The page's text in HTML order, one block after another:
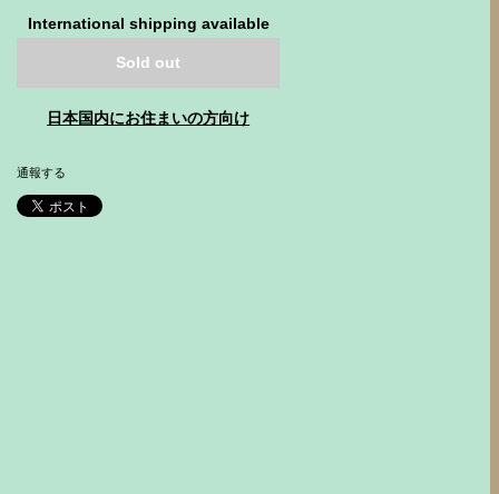
International shipping available
Sold out
日本国内にお住まいの方向け
通報する